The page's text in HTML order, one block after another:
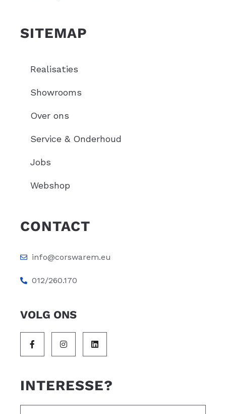
SITEMAP
Realisaties
Showrooms
Over ons
Service & Onderhoud
Jobs
Webshop
CONTACT
info@corswarem.eu
012/260.170
VOLG ONS
INTERESSE?